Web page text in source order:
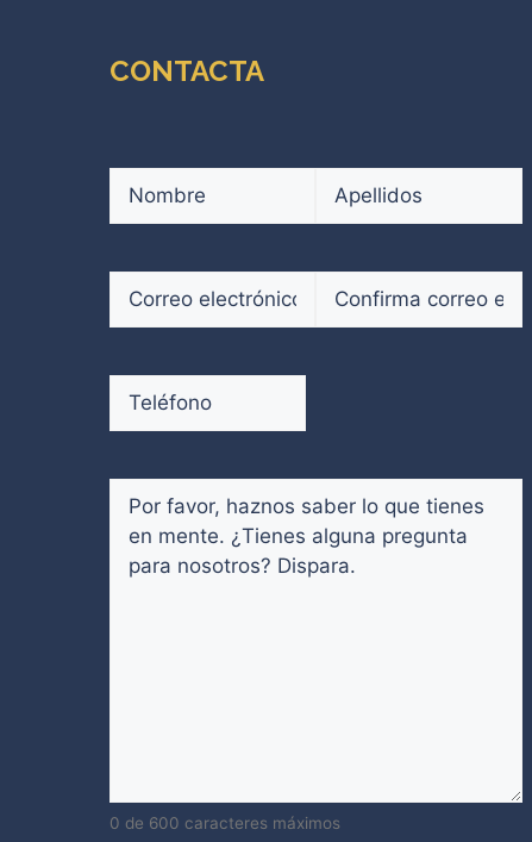
CONTACTA
Nombre
Correo
electrónico
(Obligatorio)
un
email
Teléfono
Comentarios (Obligatorio)
0 de 600 caracteres máximos